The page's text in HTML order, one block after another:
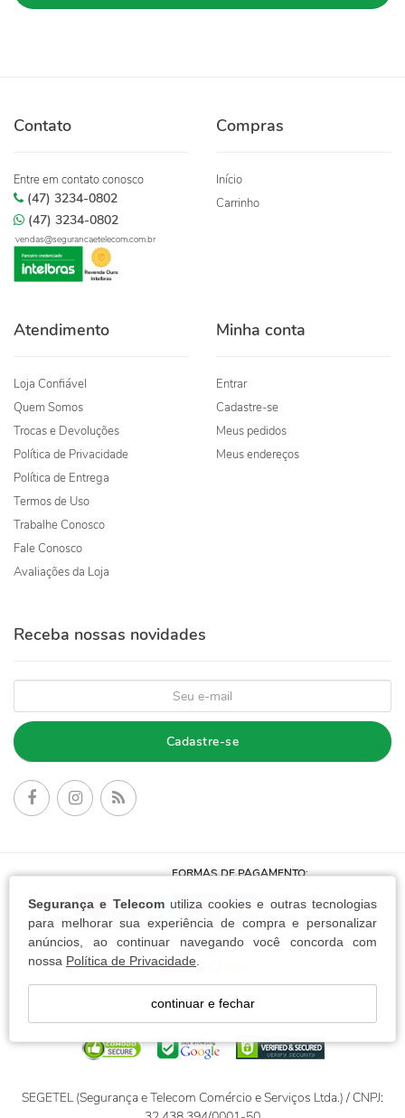
Segurança e Telecomutiliza cookies e outras tecnologias
para melhorar sua experiência de compra e personalizar
anúncios, ao continuar navegando você concorda com
nossa Política de Privacidade.
continuar e fechar
Contato
Entre em contato conosco
(47) 3234-0802
(47) 3234-0802
vendas@segurancaetelecom.com.br
Compras
Início
Carrinho
Atendimento
Loja Confiável
Quem Somos
Trocas e Devoluções
Política de Privacidade
Política de Entrega
Termos de Uso
Trabalhe Conosco
Fale Conosco
Avaliações da Loja
Minha conta
Entrar
Cadastre-se
Meus pedidos
Meus endereços
Receba nossas novidades
Cadastre-se
FORMAS DE PAGAMENTO:
SEGETEL (Segurança e Telecom Comércio e Serviços Ltda.) / CNPJ: